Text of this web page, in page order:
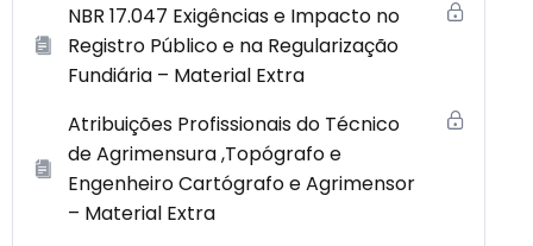
NBR 17.047 Exigências e Impacto no
Registro Público e na Regularização
Fundiária – Material Extra
Atribuições Profissionais do Técnico
de Agrimensura ,Topógrafo e
Engenheiro Cartógrafo e Agrimensor
– Material Extra